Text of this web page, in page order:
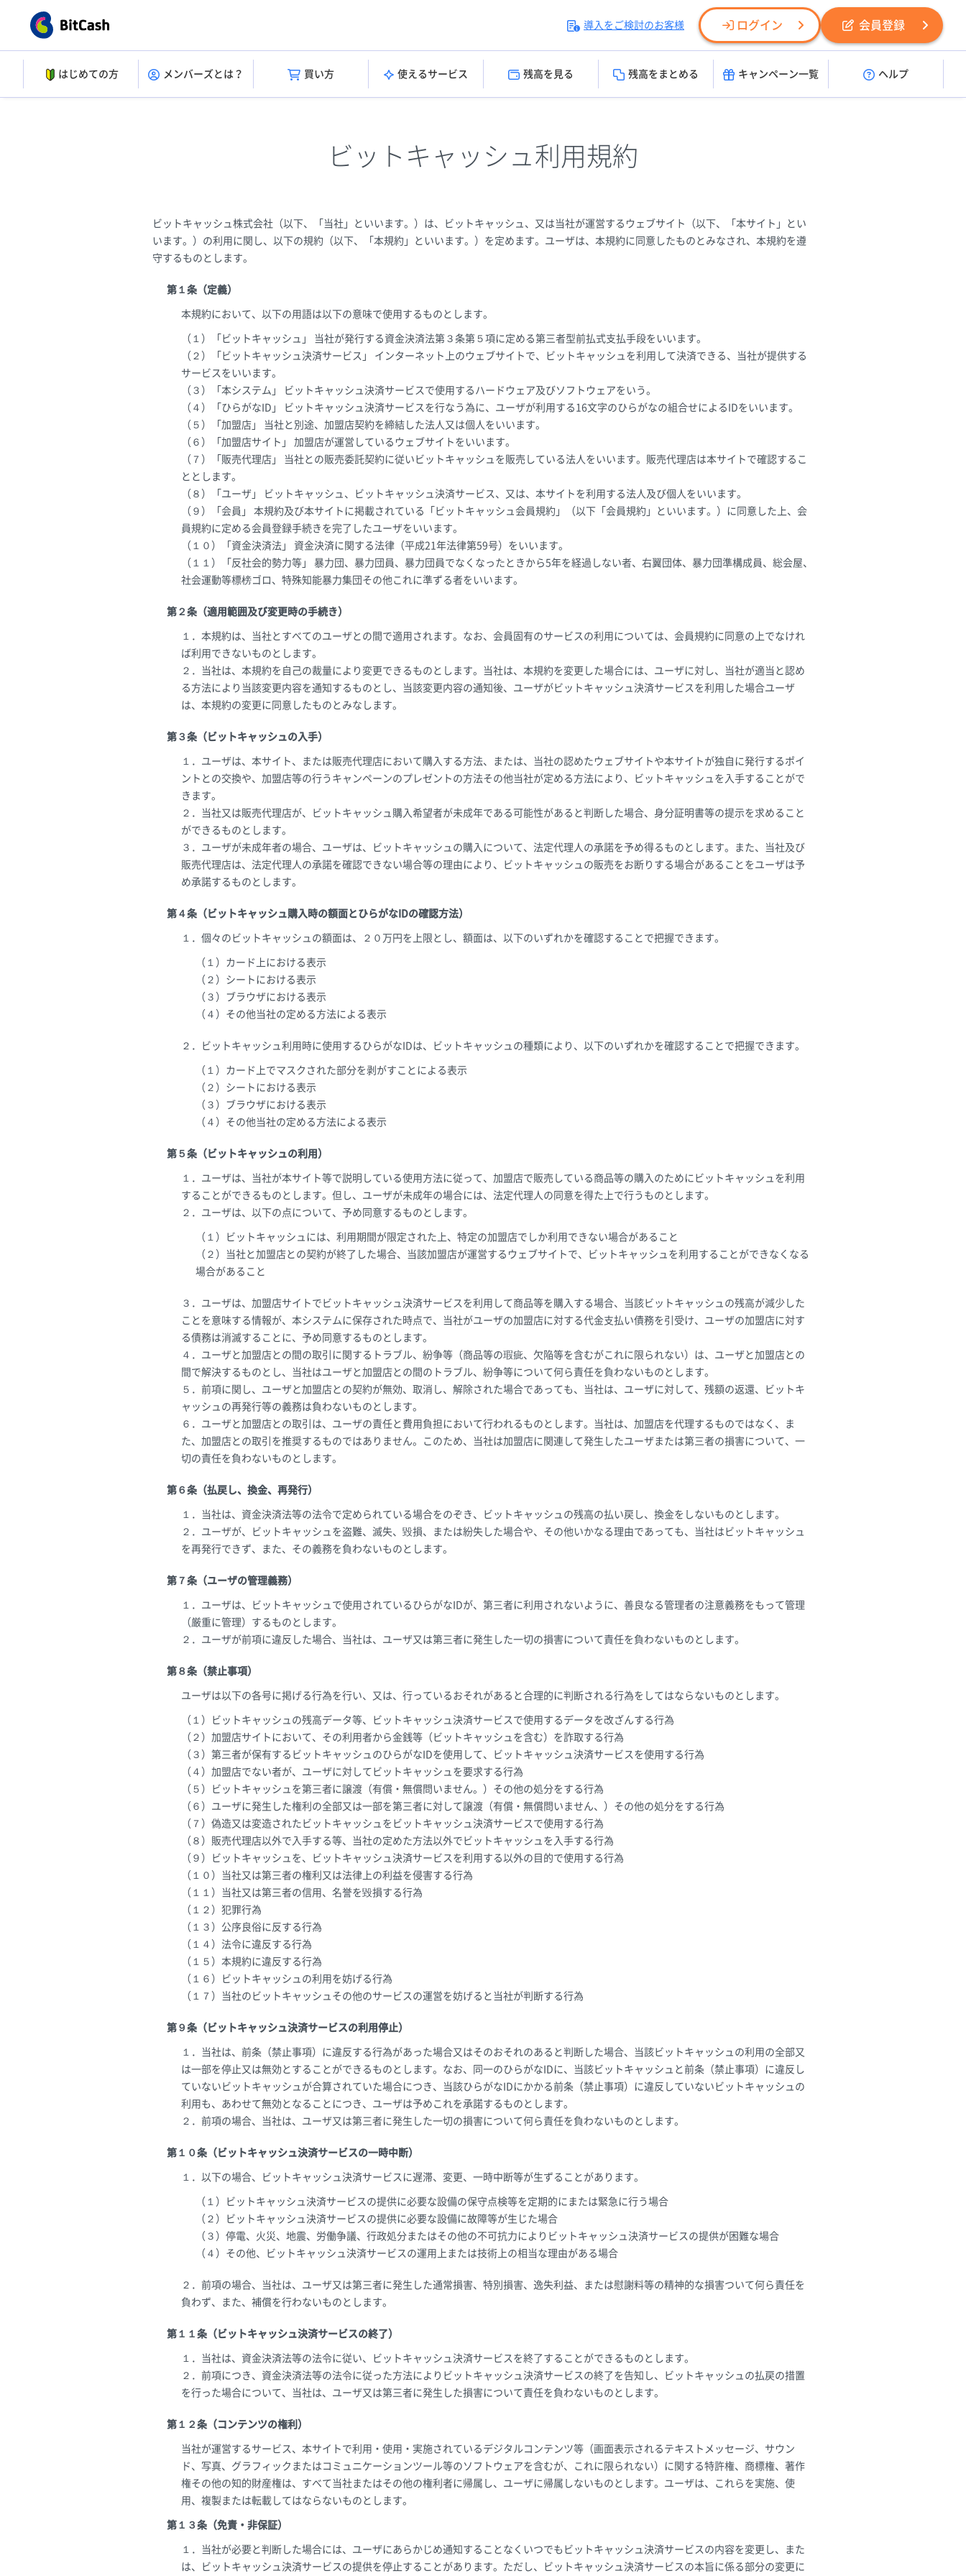
導入をご検討のお客様 ログイン 会員登録
はじめての方 メンバーズとは？ 買い方 使えるサービス 残高を見る 残高をまとめる キャンペーン一覧 ヘルプ
ビットキャッシュ利用規約
ビットキャッシュ株式会社（以下、「当社」といいます。）は、ビットキャッシュ、又は当社が運営するウェブサイト（以下、「本サイト」とい
います。）の利用に関し、以下の規約（以下、「本規約」といいます。）を定めます。ユーザは、本規約に同意したものとみなされ、本規約を遵
守するものとします。
第１条（定義）
本規約において、以下の用語は以下の意味で使用するものとします。
（１）「ビットキャッシュ」 当社が発行する資金決済法第３条第５項に定める第三者型前払式支払手段をいいます。
（２）「ビットキャッシュ決済サービス」 インターネット上のウェブサイトで、ビットキャッシュを利用して決済できる、当社が提供する
サービスをいいます。
（３）「本システム」 ビットキャッシュ決済サービスで使用するハードウェア及びソフトウェアをいう。
（４）「ひらがなID」 ビットキャッシュ決済サービスを行なう為に、ユーザが利用する16文字のひらがなの組合せによるIDをいいます。
（５）「加盟店」 当社と別途、加盟店契約を締結した法人又は個人をいいます。
（６）「加盟店サイト」 加盟店が運営しているウェブサイトをいいます。
（７）「販売代理店」 当社との販売委託契約に従いビットキャッシュを販売している法人をいいます。販売代理店は本サイトで確認するこ
ととします。
（８）「ユーザ」 ビットキャッシュ、ビットキャッシュ決済サービス、又は、本サイトを利用する法人及び個人をいいます。
（９）「会員」 本規約及び本サイトに掲載されている「ビットキャッシュ会員規約」（以下「会員規約」といいます。）に同意した上、会
員規約に定める会員登録手続きを完了したユーザをいいます。
（１０）「資金決済法」 資金決済に関する法律（平成21年法律第59号）をいいます。
（１１）「反社会的勢力等」 暴力団、暴力団員、暴力団員でなくなったときから5年を経過しない者、右翼団体、暴力団準構成員、総会屋、
社会運動等標榜ゴロ、特殊知能暴力集団その他これに準ずる者をいいます。
第２条（適用範囲及び変更時の手続き）
１．本規約は、当社とすべてのユーザとの間で適用されます。なお、会員固有のサービスの利用については、会員規約に同意の上でなけれ
ば利用できないものとします。
２．当社は、本規約を自己の裁量により変更できるものとします。当社は、本規約を変更した場合には、ユーザに対し、当社が適当と認め
る方法により当該変更内容を通知するものとし、当該変更内容の通知後、ユーザがビットキャッシュ決済サービスを利用した場合ユーザ
は、本規約の変更に同意したものとみなします。
第３条（ビットキャッシュの入手）
１．ユーザは、本サイト、または販売代理店において購入する方法、または、当社の認めたウェブサイトや本サイトが独自に発行するポイ
ントとの交換や、加盟店等の行うキャンペーンのプレゼントの方法その他当社が定める方法により、ビットキャッシュを入手することがで
きます。
２．当社又は販売代理店が、ビットキャッシュ購入希望者が未成年である可能性があると判断した場合、身分証明書等の提示を求めること
ができるものとします。
３．ユーザが未成年者の場合、ユーザは、ビットキャッシュの購入について、法定代理人の承諾を予め得るものとします。また、当社及び
販売代理店は、法定代理人の承諾を確認できない場合等の理由により、ビットキャッシュの販売をお断りする場合があることをユーザは予
め承諾するものとします。
第４条（ビットキャッシュ購入時の額面とひらがなIDの確認方法）
１．個々のビットキャッシュの額面は、２０万円を上限とし、額面は、以下のいずれかを確認することで把握できます。
（１）カード上における表示
（２）シートにおける表示
（３）ブラウザにおける表示
（４）その他当社の定める方法による表示
２．ビットキャッシュ利用時に使用するひらがなIDは、ビットキャッシュの種類により、以下のいずれかを確認することで把握できます。
（１）カード上でマスクされた部分を剥がすことによる表示
（２）シートにおける表示
（３）ブラウザにおける表示
（４）その他当社の定める方法による表示
第５条（ビットキャッシュの利用）
１．ユーザは、当社が本サイト等で説明している使用方法に従って、加盟店で販売している商品等の購入のためにビットキャッシュを利用
することができるものとします。但し、ユーザが未成年の場合には、法定代理人の同意を得た上で行うものとします。
２．ユーザは、以下の点について、予め同意するものとします。
（１）ビットキャッシュには、利用期間が限定された上、特定の加盟店でしか利用できない場合があること
（２）当社と加盟店との契約が終了した場合、当該加盟店が運営するウェブサイトで、ビットキャッシュを利用することができなくなる
場合があること
３．ユーザは、加盟店サイトでビットキャッシュ決済サービスを利用して商品等を購入する場合、当該ビットキャッシュの残高が減少した
ことを意味する情報が、本システムに保存された時点で、当社がユーザの加盟店に対する代金支払い債務を引受け、ユーザの加盟店に対す
る債務は消滅することに、予め同意するものとします。
４．ユーザと加盟店との間の取引に関するトラブル、紛争等（商品等の瑕疵、欠陥等を含むがこれに限られない）は、ユーザと加盟店との
間で解決するものとし、当社はユーザと加盟店との間のトラブル、紛争等について何ら責任を負わないものとします。
５．前項に関し、ユーザと加盟店との契約が無効、取消し、解除された場合であっても、当社は、ユーザに対して、残額の返還、ビットキ
ャッシュの再発行等の義務は負わないものとします。
６．ユーザと加盟店との取引は、ユーザの責任と費用負担において行われるものとします。当社は、加盟店を代理するものではなく、ま
た、加盟店との取引を推奨するものではありません。このため、当社は加盟店に関連して発生したユーザまたは第三者の損害について、一
切の責任を負わないものとします。
第６条（払戻し、換金、再発行）
１．当社は、資金決済法等の法令で定められている場合をのぞき、ビットキャッシュの残高の払い戻し、換金をしないものとします。
２．ユーザが、ビットキャッシュを盗難、滅失、毀損、または紛失した場合や、その他いかなる理由であっても、当社はビットキャッシュ
を再発行できず、また、その義務を負わないものとします。
第７条（ユーザの管理義務）
１．ユーザは、ビットキャッシュで使用されているひらがなIDが、第三者に利用されないように、善良なる管理者の注意義務をもって管理
（厳重に管理）するものとします。
２．ユーザが前項に違反した場合、当社は、ユーザ又は第三者に発生した一切の損害について責任を負わないものとします。
第８条（禁止事項）
ユーザは以下の各号に掲げる行為を行い、又は、行っているおそれがあると合理的に判断される行為をしてはならないものとします。
（１）ビットキャッシュの残高データ等、ビットキャッシュ決済サービスで使用するデータを改ざんする行為
（２）加盟店サイトにおいて、その利用者から金銭等（ビットキャッシュを含む）を詐取する行為
（３）第三者が保有するビットキャッシュのひらがなIDを使用して、ビットキャッシュ決済サービスを使用する行為
（４）加盟店でない者が、ユーザに対してビットキャッシュを要求する行為
（５）ビットキャッシュを第三者に譲渡（有償・無償問いません。）その他の処分をする行為
（６）ユーザに発生した権利の全部又は一部を第三者に対して譲渡（有償・無償問いません、）その他の処分をする行為
（７）偽造又は変造されたビットキャッシュをビットキャッシュ決済サービスで使用する行為
（８）販売代理店以外で入手する等、当社の定めた方法以外でビットキャッシュを入手する行為
（９）ビットキャッシュを、ビットキャッシュ決済サービスを利用する以外の目的で使用する行為
（１０）当社又は第三者の権利又は法律上の利益を侵害する行為
（１１）当社又は第三者の信用、名誉を毀損する行為
（１２）犯罪行為
（１３）公序良俗に反する行為
（１４）法令に違反する行為
（１５）本規約に違反する行為
（１６）ビットキャッシュの利用を妨げる行為
（１７）当社のビットキャッシュその他のサービスの運営を妨げると当社が判断する行為
第９条（ビットキャッシュ決済サービスの利用停止）
１．当社は、前条（禁止事項）に違反する行為があった場合又はそのおそれのあると判断した場合、当該ビットキャッシュの利用の全部又
は一部を停止又は無効とすることができるものとします。なお、同一のひらがなIDに、当該ビットキャッシュと前条（禁止事項）に違反し
ていないビットキャッシュが合算されていた場合につき、当該ひらがなIDにかかる前条（禁止事項）に違反していないビットキャッシュの
利用も、あわせて無効となることにつき、ユーザは予めこれを承諾するものとします。
２．前項の場合、当社は、ユーザ又は第三者に発生した一切の損害について何ら責任を負わないものとします。
第１０条（ビットキャッシュ決済サービスの一時中断）
１．以下の場合、ビットキャッシュ決済サービスに遅滞、変更、一時中断等が生ずることがあります。
（１）ビットキャッシュ決済サービスの提供に必要な設備の保守点検等を定期的にまたは緊急に行う場合
（２）ビットキャッシュ決済サービスの提供に必要な設備に故障等が生じた場合
（３）停電、火災、地震、労働争議、行政処分またはその他の不可抗力によりビットキャッシュ決済サービスの提供が困難な場合
（４）その他、ビットキャッシュ決済サービスの運用上または技術上の相当な理由がある場合
２．前項の場合、当社は、ユーザ又は第三者に発生した通常損害、特別損害、逸失利益、または慰謝料等の精神的な損害ついて何ら責任を
負わず、また、補償を行わないものとします。
第１１条（ビットキャッシュ決済サービスの終了）
１．当社は、資金決済法等の法令に従い、ビットキャッシュ決済サービスを終了することができるものとします。
２．前項につき、資金決済法等の法令に従った方法によりビットキャッシュ決済サービスの終了を告知し、ビットキャッシュの払戻の措置
を行った場合について、当社は、ユーザ又は第三者に発生した損害について責任を負わないものとします。
第１２条（コンテンツの権利）
当社が運営するサービス、本サイトで利用・使用・実施されているデジタルコンテンツ等（画面表示されるテキストメッセージ、サウン
ド、写真、グラフィックまたはコミュニケーションツール等のソフトウェアを含むが、これに限られない）に関する特許権、商標権、著作
権その他の知的財産権は、すべて当社またはその他の権利者に帰属し、ユーザに帰属しないものとします。ユーザは、これらを実施、使
用、複製または転載してはならないものとします。
第１３条（免責・非保証）
１．当社が必要と判断した場合には、ユーザにあらかじめ通知することなくいつでもビットキャッシュ決済サービスの内容を変更し、また
は、ビットキャッシュ決済サービスの提供を停止することがあります。ただし、ビットキャッシュ決済サービスの本旨に係る部分の変更に